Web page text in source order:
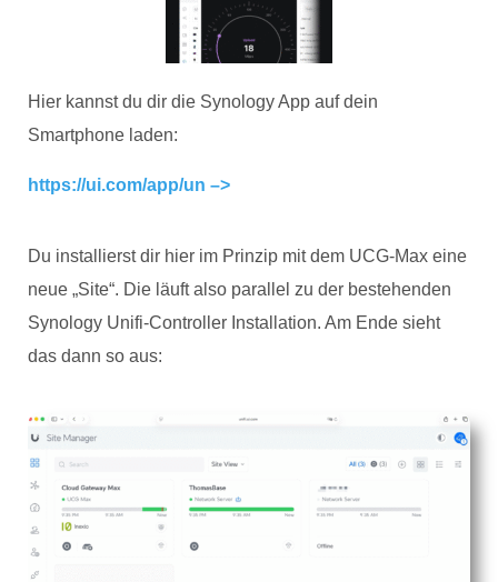
Hier kannst du dir die Synology App auf dein
Smartphone laden:
https://ui.com/app/un –>
Du installierst dir hier im Prinzip mit dem UCG-Max eine
neue „Site“. Die läuft also parallel zu der bestehenden
Synology Unifi-Controller Installation. Am Ende sieht
das dann so aus: